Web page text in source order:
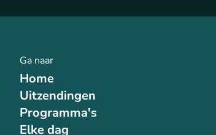
Ga naar
Home
Uitzendingen
Programma's
Elke dag